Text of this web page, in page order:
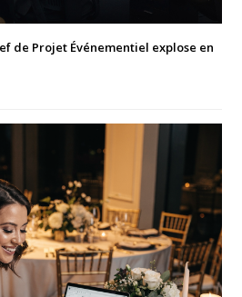
de Projet Événementiel explose en